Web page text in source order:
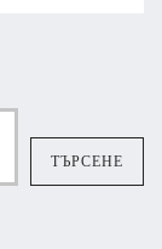
ТЪРСЕНЕ